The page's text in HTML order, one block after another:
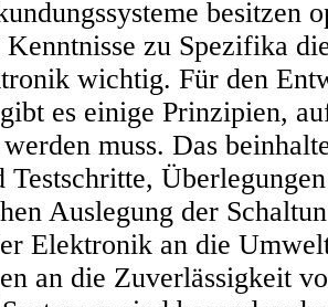
besitzen
zu Spezifika
wichtig. Für den
es einige Prinzipien,
muss. Das
Testschritte,
Auslegung der
Elektronik an die
an die Zuverlässigkeit